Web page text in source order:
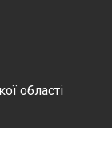
області